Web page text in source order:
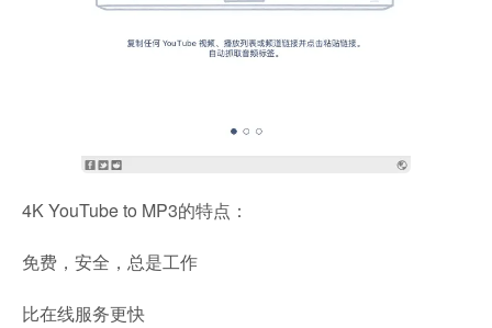
4K YouTube to MP3的特点：
免费，安全，总是工作
比在线服务更快